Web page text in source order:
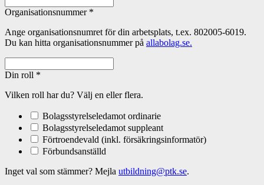
Organisationsnummer *
Ange organisationsnumret för din arbetsplats, t.ex. 802005-6019.
Du kan hitta organisationsnummer på allabolag.se.
Din roll *
Vilken roll har du? Välj en eller flera.
Bolagsstyrelseledamot ordinarie
Bolagsstyrelseledamot suppleant
Förtroendevald (inkl. försäkringsinformatör)
Förbundsanställd
Inget val som stämmer? Mejla utbildning@ptk.se.